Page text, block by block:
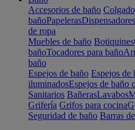
Accesorios de baño
bañoPapelerasDispensadores
de ropa
Muebles de baño Botiquines
bañoTocadores para baño
baño
Espejos de baño Espejos de
iluminadosEspejos de baño
Sanitarios BañerasLavabos
Grifería Grifos para cocina
Seguridad de baño Barras